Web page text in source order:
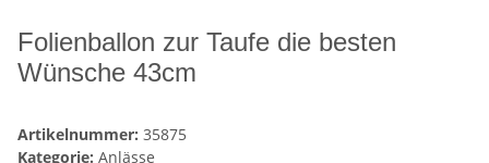
Folienballon zur Taufe die besten
Wünsche 43cm
Artikelnummer: 35875
Kategorie: Anlässe